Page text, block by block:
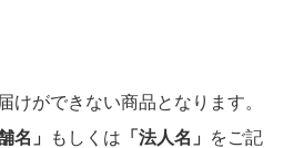
けができない商品となります。
名」 もしくは 「法人名」
をご記